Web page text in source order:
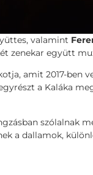
valamint
zenekar együtt
amit 2017-ben
a Kaláka
szólalnak
a dallamok,